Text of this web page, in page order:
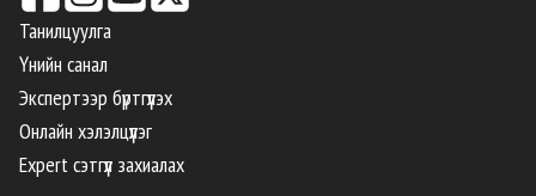
Танилцуулга
Үнийн санал
Экспертээр бүртгүүлэх
Онлайн хэлэлцүүлэг
Expert сэтгүүл захиалах